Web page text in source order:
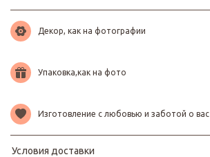
Декор, как на фотографии
Упаковка,как на фото
Изготовление с любовью и заботой о вас
Условия доставки